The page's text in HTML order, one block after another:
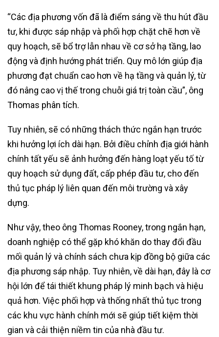
“Các địa phương vốn đã là điểm sáng về thu hút đầu
tư, khi được sáp nhập và phối hợp chặt chẽ hơn về
quy hoạch, sẽ bổ trợ lẫn nhau về cơ sở hạ tầng, lao
động và định hướng phát triển. Quy mô lớn giúp địa
phương đạt chuẩn cao hơn về hạ tầng và quản lý, từ
đó nâng cao vị thế trong chuỗi giá trị toàn cầu”, ông
Thomas phân tích.
Tuy nhiên, sẽ có những thách thức ngắn hạn trước
khi hưởng lợi ích dài hạn. Bởi điều chỉnh địa giới hành
chính tất yếu sẽ ảnh hưởng đến hàng loạt yếu tố từ
quy hoạch sử dụng đất, cấp phép đầu tư, cho đến
thủ tục pháp lý liên quan đến môi trường và xây
dựng.
Như vậy, theo ông Thomas Rooney, trong ngắn hạn,
doanh nghiệp có thể gặp khó khăn do thay đổi đầu
mối quản lý và chính sách chưa kịp đồng bộ giữa các
địa phương sáp nhập. Tuy nhiên, về dài hạn, đây là cơ
hội lớn để tái thiết khung pháp lý minh bạch và hiệu
quả hơn. Việc phối hợp và thống nhất thủ tục trong
các khu vực hành chính mới sẽ giúp tiết kiệm thời
gian và cải thiện niềm tin của nhà đầu tư.